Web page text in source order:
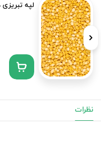
لپه
نظرات